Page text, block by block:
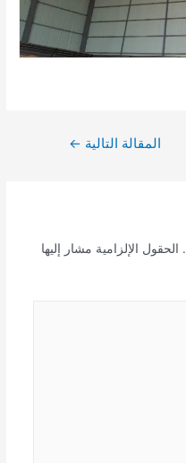
المقالة التالية ←
الحقول الإلزامية مشار إليها